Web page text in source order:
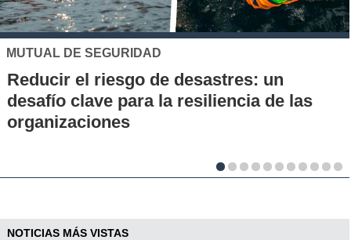
las
UC
Los 70 años de la Carrera de
la UC: Conoce su historia,
al desarrollo científico del país
NOTICIAS MÁS VISTAS